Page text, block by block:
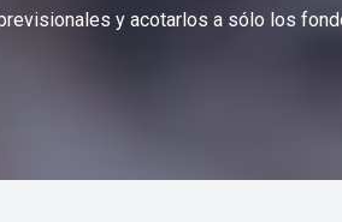
y acotarlos a sólo los